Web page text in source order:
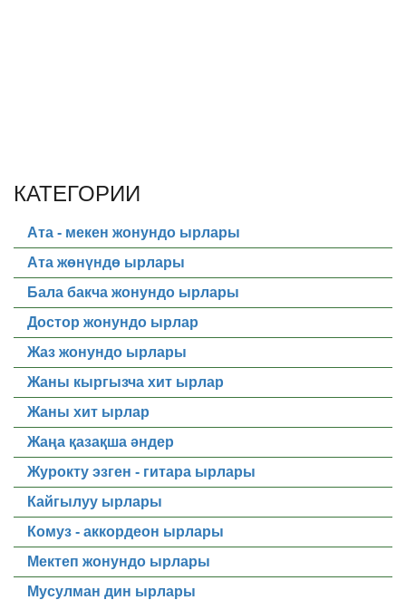
КАТЕГОРИИ
Ата - мекен жонундо ырлары
Ата жөнүндө ырлары
Бала бакча жонундо ырлары
Достор жонундо ырлар
Жаз жонундо ырлары
Жаны кыргызча хит ырлар
Жаны хит ырлар
Жаңа қазақша әндер
Журокту эзген - гитара ырлары
Кайгылуу ырлары
Комуз - аккордеон ырлары
Мектеп жонундо ырлары
Мусулман дин ырлары